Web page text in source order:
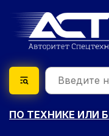
ПО ТЕХНИКЕ ИЛИ